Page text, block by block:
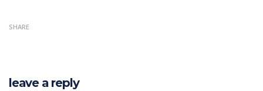
SHARE
leave a reply